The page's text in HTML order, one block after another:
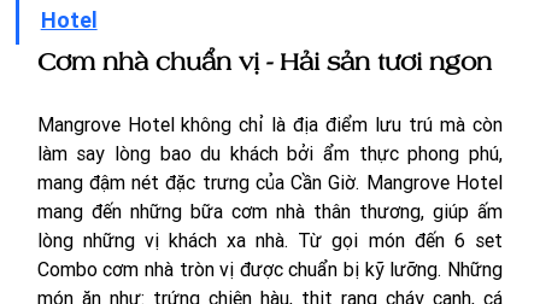
Hotel
Cơm nhà chuẩn vị - Hải sản tươi ngon
Mangrove Hotel không chỉ là địa điểm lưu trú mà còn
làm say lòng bao du khách bởi ẩm thực phong phú,
mang đậm nét đặc trưng của Cần Giờ. Mangrove Hotel
mang đến những bữa cơm nhà thân thương, giúp ấm
lòng những vị khách xa nhà. Từ gọi món đến 6 set
Combo cơm nhà tròn vị được chuẩn bị kỹ lưỡng. Những
món ăn như: trứng chiên hàu, thịt rang cháy cạnh, cá